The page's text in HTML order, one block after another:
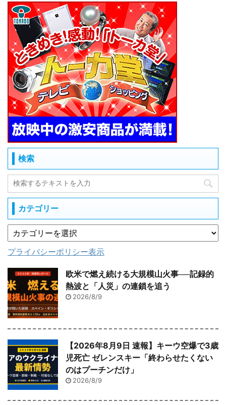
検索
カテゴリー
プライバシーポリシー表示
欧米で燃え続ける大規模山火事──記録的
熱波と「人災」の連鎖を追う
2026/8/9
【2026年8月9日 速報】キーウ空爆で3歳
児死亡 ゼレンスキー「終わらせたくない
のはプーチンだけ」
2026/8/9